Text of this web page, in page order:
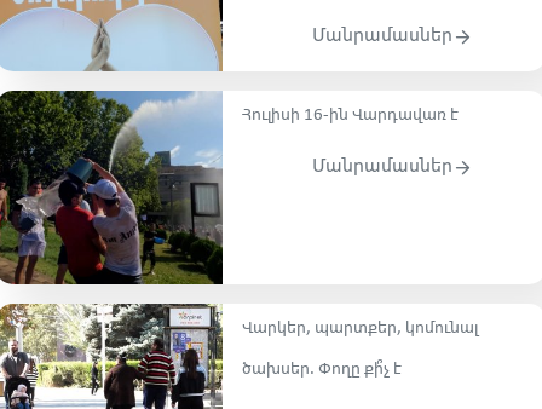
Մանրամասներ
Հուլիսի 16-ին Վարդավառ է
Մանրամասներ
Վարկեր, պարտքեր, կոմունալ
ծախսեր. Փողը քի՞չ է